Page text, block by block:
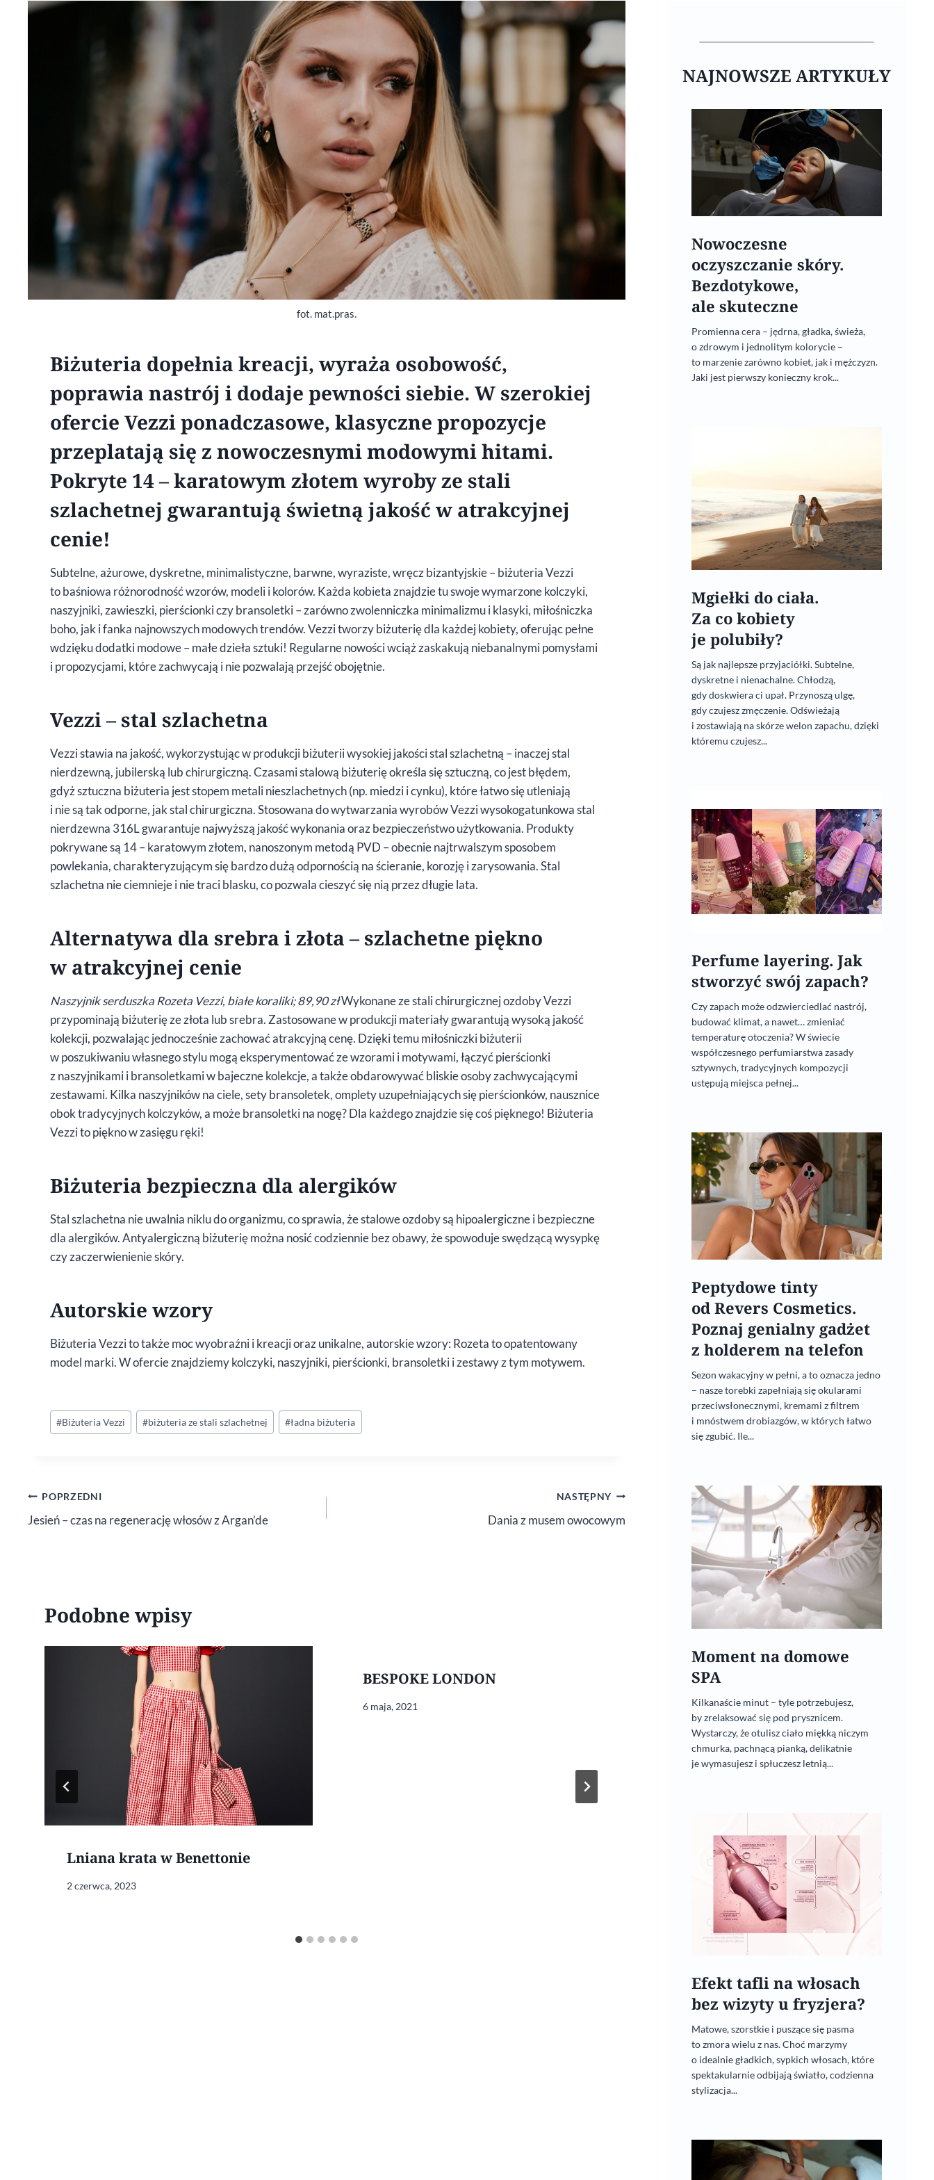
fot. mat.pras.
Biżuteria dopełnia kreacji, wyraża osobowość,
poprawia nastrój i dodaje pewności siebie. W szerokiej
ofercie Vezzi ponadczasowe, klasyczne propozycje
przeplatają się z nowoczesnymi modowymi hitami.
Pokryte 14 – karatowym złotem wyroby ze stali
szlachetnej gwarantują świetną jakość w atrakcyjnej
cenie!
Subtelne, ażurowe, dyskretne, minimalistyczne, barwne, wyraziste, wręcz bizantyjskie – biżuteria Vezzi
to baśniowa różnorodność wzorów, modeli i kolorów. Każda kobieta znajdzie tu swoje wymarzone kolczyki,
naszyjniki, zawieszki, pierścionki czy bransoletki – zarówno zwolenniczka minimalizmu i klasyki, miłośniczka
boho, jak i fanka najnowszych modowych trendów. Vezzi tworzy biżuterię dla każdej kobiety, oferując pełne
wdzięku dodatki modowe – małe dzieła sztuki! Regularne nowości wciąż zaskakują niebanalnymi pomysłami
i propozycjami, które zachwycają i nie pozwalają przejść obojętnie.
Vezzi – stal szlachetna
Vezzi stawia na jakość, wykorzystując w produkcji biżuterii wysokiej jakości stal szlachetną – inaczej stal
nierdzewną, jubilerską lub chirurgiczną. Czasami stalową biżuterię określa się sztuczną, co jest błędem,
gdyż sztuczna biżuteria jest stopem metali nieszlachetnych (np. miedzi i cynku), które łatwo się utleniają
i nie są tak odporne, jak stal chirurgiczna. Stosowana do wytwarzania wyrobów Vezzi wysokogatunkowa stal
nierdzewna 316L gwarantuje najwyższą jakość wykonania oraz bezpieczeństwo użytkowania. Produkty
pokrywane są 14 – karatowym złotem, nanoszonym metodą PVD – obecnie najtrwalszym sposobem
powlekania, charakteryzującym się bardzo dużą odpornością na ścieranie, korozję i zarysowania. Stal
szlachetna nie ciemnieje i nie traci blasku, co pozwala cieszyć się nią przez długie lata.
Alternatywa dla srebra i złota – szlachetne piękno
w atrakcyjnej cenie
Naszyjnik serduszka Rozeta Vezzi, białe koraliki; 89,90 złWykonane ze stali chirurgicznej ozdoby Vezzi
przypominają biżuterię ze złota lub srebra. Zastosowane w produkcji materiały gwarantują wysoką jakość
kolekcji, pozwalając jednocześnie zachować atrakcyjną cenę. Dzięki temu miłośniczki biżuterii
w poszukiwaniu własnego stylu mogą eksperymentować ze wzorami i motywami, łączyć pierścionki
z naszyjnikami i bransoletkami w bajeczne kolekcje, a także obdarowywać bliskie osoby zachwycającymi
zestawami. Kilka naszyjników na ciele, sety bransoletek, omplety uzupełniających się pierścionków, nausznice
obok tradycyjnych kolczyków, a może bransoletki na nogę? Dla każdego znajdzie się coś pięknego! Biżuteria
Vezzi to piękno w zasięgu ręki!
Biżuteria bezpieczna dla alergików
Stal szlachetna nie uwalnia niklu do organizmu, co sprawia, że stalowe ozdoby są hipoalergiczne i bezpieczne
dla alergików. Antyalergiczną biżuterię można nosić codziennie bez obawy, że spowoduje swędzącą wysypkę
czy zaczerwienienie skóry.
Autorskie wzory
Biżuteria Vezzi to także moc wyobraźni i kreacji oraz unikalne, autorskie wzory: Rozeta to opatentowany
model marki. W ofercie znajdziemy kolczyki, naszyjniki, pierścionki, bransoletki i zestawy z tym motywem.
Tagi
wpisu:
#Biżuteria Vezzi #biżuteria ze stali szlachetnej #ładna biżuteria
Nawigacja
wpisu
POPRZEDNI
Jesień – czas na regenerację włosów z Argan’de
NASTĘPNY
Dania z musem owocowym
Podobne wpisy
Lniana krata w Benettonie
2 czerwca, 2023
BESPOKE LONDON
6 maja, 2021
Cat Eye Satin od NEONAIL
7 kwietnia, 2023
NAJNOWSZE ARTYKUŁY
Nowoczesne
oczyszczanie skóry.
Bezdotykowe,
ale skuteczne
Promienna cera – jędrna, gładka, świeża,
o zdrowym i jednolitym kolorycie –
to marzenie zarówno kobiet, jak i mężczyzn.
Jaki jest pierwszy konieczny krok...
Mgiełki do ciała.
Za co kobiety
je polubiły?
Są jak najlepsze przyjaciółki. Subtelne,
dyskretne i nienachalne. Chłodzą,
gdy doskwiera ci upał. Przynoszą ulgę,
gdy czujesz zmęczenie. Odświeżają
i zostawiają na skórze welon zapachu, dzięki
któremu czujesz...
Perfume layering. Jak
stworzyć swój zapach?
Czy zapach może odzwierciedlać nastrój,
budować klimat, a nawet… zmieniać
temperaturę otoczenia? W świecie
współczesnego perfumiarstwa zasady
sztywnych, tradycyjnych kompozycji
ustępują miejsca pełnej...
Peptydowe tinty
od Revers Cosmetics.
Poznaj genialny gadżet
z holderem na telefon
Sezon wakacyjny w pełni, a to oznacza jedno
– nasze torebki zapełniają się okularami
przeciwsłonecznymi, kremami z filtrem
i mnóstwem drobiazgów, w których łatwo
się zgubić. Ile...
Moment na domowe
SPA
Kilkanaście minut – tyle potrzebujesz,
by zrelaksować się pod prysznicem.
Wystarczy, że otulisz ciało miękką niczym
chmurka, pachnącą pianką, delikatnie
je wymasujesz i spłuczesz letnią...
Efekt tafli na włosach
bez wizyty u fryzjera?
Matowe, szorstkie i puszące się pasma
to zmora wielu z nas. Choć marzymy
o idealnie gładkich, sypkich włosach, które
spektakularnie odbijają światło, codzienna
stylizacja...